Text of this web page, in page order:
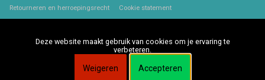
Retourneren en herroepingsrecht Cookie statement
Deze website maakt gebruik van cookies om je ervaring te
verbeteren.
Weigeren Accepteren